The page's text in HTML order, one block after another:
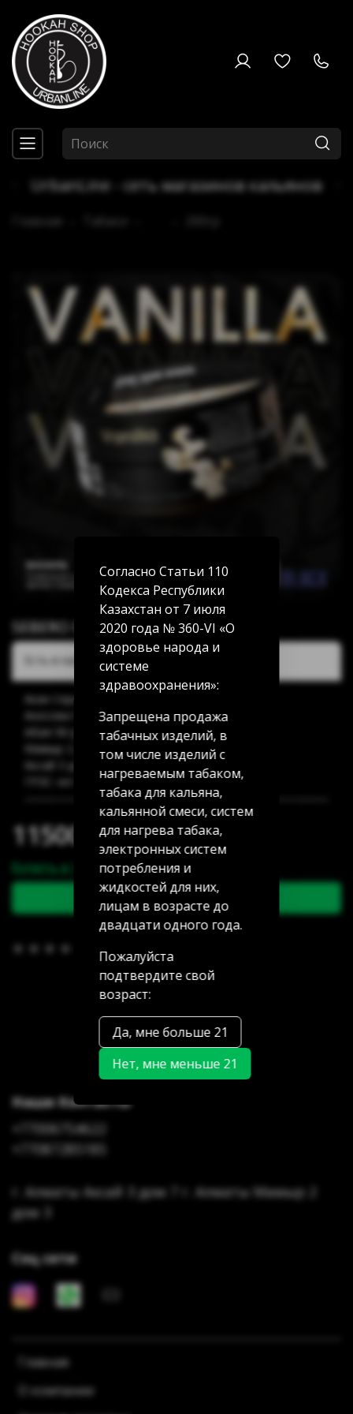
UrbanLine - сеть магазинов кальянов
SEBERO Black Ваниль (Vanilla) 200г
(0) В избранное
11500.00 тг
Купить в 1 клик
В корзину
Есть в наличии:
Акан Серы 20/5: нет в наличии
Аносова 91: нет в наличии
Абая 58 (уг Манаса): нет в наличии
Мамыр 2 дом 3: нет в наличии
Аксай 3 дом 7: нет в наличии
ГРЭС: нет в наличии
Главная
О компании
Наши Контакты
+77006754622
+77087285185
г. Алматы Аксай 3 дом 7 г. Алматы Мамыр 2
дом 3
Соц сети
Согласно Статьи 110
Кодекса Республики
Казахстан от 7 июля
2020 года № 360-VI «О
здоровье народа и
системе
здравоохранения»:
Запрещена продажа
табачных изделий, в
том числе изделий с
нагреваемым табаком,
табака для кальяна,
кальянной смеси, систем
для нагрева табака,
электронных систем
потребления и
жидкостей для них,
лицам в возрасте до
двадцати одного года.
Пожалуйста
подтвердите свой
возраст:
Да, мне больше 21
Нет, мне меньше 21